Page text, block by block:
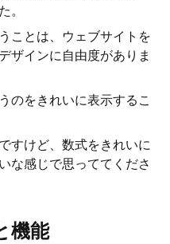
。
ことは、ウェブサイトを
ザインに自由度がありま
のをきれいに表示するこ
すけど、数式をきれいに
な感じで思っててくださ
機能